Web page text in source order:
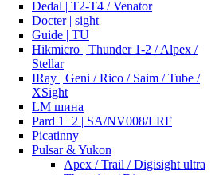
Dedal | T2-T4 / Venator
Docter | sight
Guide | TU
Hikmicro | Thunder 1-2 / Alpex /
Stellar
IRay | Geni / Rico / Saim / Tube /
XSight
LM шина
Pard 1+2 | SA/NV008/LRF
Picatinny
Pulsar & Yukon
Apex / Trail / Digisight ultra